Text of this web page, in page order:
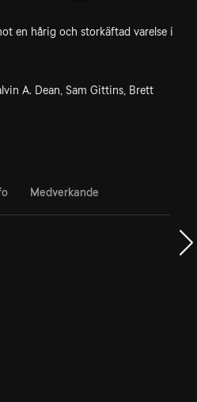
en hårig och storkäftad varelse i
A. Dean, Sam Gittins, Brett
Medverkande